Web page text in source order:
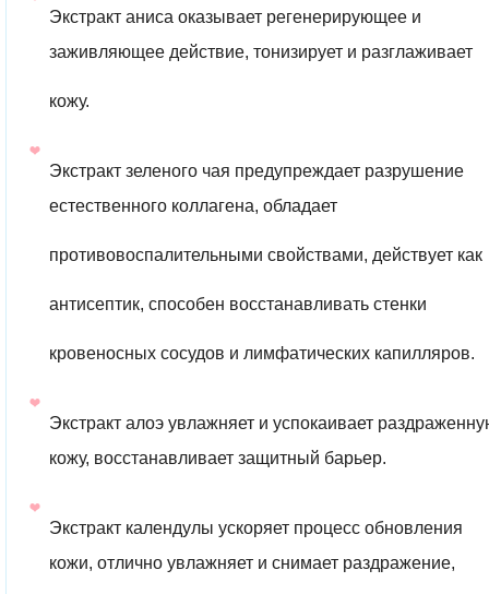
Экстракт аниса оказывает регенерирующее и
заживляющее действие, тонизирует и разглаживает
кожу.
Экстракт зеленого чая предупреждает разрушение
естественного коллагена, обладает
противовоспалительными свойствами, действует как
антисептик, способен восстанавливать стенки
кровеносных сосудов и лимфатических капилляров.
Экстракт алоэ увлажняет и успокаивает
кожу, восстанавливает защитный барьер.
Экстракт календулы ускоряет процесс обновления
кожи, отлично увлажняет и снимает раздражение,